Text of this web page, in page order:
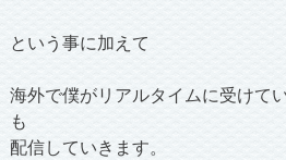
という事に加えて
海外で僕がリアルタイムに受けて
も
配信していきます。